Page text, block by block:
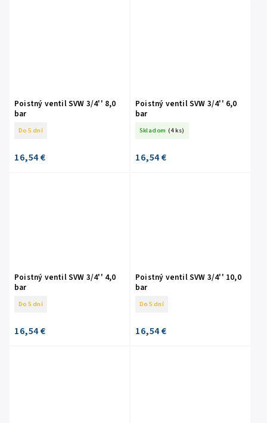
Poistný ventil SVW 3/4'' 8,0
bar
Do 5 dní
16,54 €
Poistný ventil SVW 3/4'' 6,0
bar
Skladom (4 ks)
16,54 €
Poistný ventil SVW 3/4'' 4,0
bar
Do 5 dní
16,54 €
Poistný ventil SVW 3/4'' 10,0
bar
Do 5 dní
16,54 €